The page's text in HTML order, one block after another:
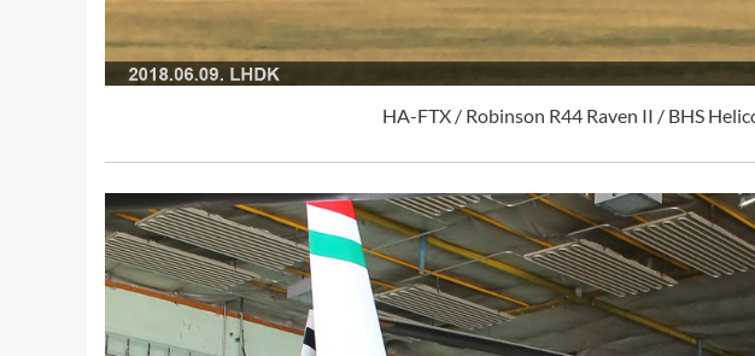
HA-FTX / Robinson R44 Raven II / BHS